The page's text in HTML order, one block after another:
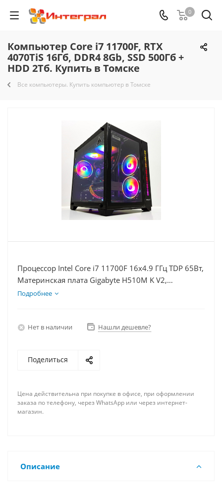
0
Компьютер Core i7 11700F, RTX
4070TiS 16Гб, DDR4 8Gb, SSD 500Гб +
HDD 2Тб. Купить в Томске
Все компьютеры. Купить компьютер в Томске
Процессор Intel Core i7 11700F 16x4.9 ГГц TDP 65Вт,
Материнская плата Gigabyte H510M K V2,
Видеокарта RTX 4070TiS 16Гб, Память DDR4 8Gb,
Подробнее
Нет в наличии Нашли дешевле?
Поделиться
Цена действительна при покупке в офисе, при оформлении
заказа по телефону, через WhatsApp или через интернет-
магазин.
Описание